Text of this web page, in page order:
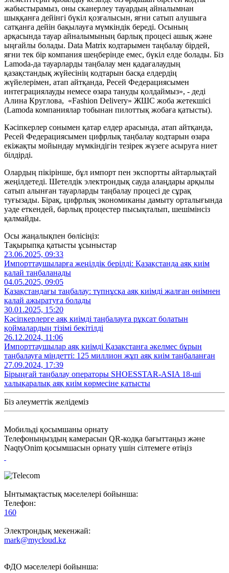
жабыстырамыз, оны сканерлеу тауардың айналымнан
шыққанға дейінгі бүкіл қозғалысын, яғни сатып алушыға
сатқанға дейін бақылауға мүмкіндік береді. Осының
арқасында тауар айналымының барлық процесі ашық және
ыңғайлы болады. Data Matrix кодтарымен таңбалау бірдей,
яғни тек бір компания шеңберінде емес, бүкіл елде болады. Біз
Lamoda-да тауарларды таңбалау мен қадағалаудың
қазақстандық жүйесінің кодтарын басқа елдердің
жүйелерімен, атап айтқанда, Ресей Федерациясымен
интеграциялауды немесе өзара тануды қолдаймыз», - деді
Алина Круглова, «Fashion Delivery» ЖШС жоба жетекшісі
(Lamoda компаниялар тобынан пилоттық жобаға қатысты).
Кәсіпкерлер сонымен қатар елдер арасында, атап айтқанда,
Ресей Федерациясымен цифрлық таңбалау кодтарын өзара
екіжақты мойындау мүмкіндігін тезірек жүзеге асыруға ниет
білдірді.
Олардың пікірінше, бұл импорт пен экспортты айтарлықтай
жеңілдетеді. Шетелдік электрондық сауда алаңдары арқылы
сатып алынған тауарларды таңбалау процесі де сұрақ
туғызады. Бірақ, цифрлық экономиканы дамыту орталығында
уәде еткендей, барлық процестер пысықталып, шешімінсіз
қалмайды.
Осы жаңалықпен бөлісіңіз:
Тақырыпқа қатысты ұсыныстар
23.06.2025, 09:33
Импорттаушыларға жеңілдік берілді: Қазақстанда аяқ киім
қалай таңбаланады
04.05.2025, 09:05
Қазақстандағы таңбалау: түпнұсқа аяқ киімді жалған өнімнен
қалай ажыратуға болады
30.01.2025, 15:20
Кәсіпкерлерге аяқ киімді таңбалауға рұқсат болатын
қоймалардың тізімі бекітілді
26.12.2024, 11:06
Импорттаушылар аяқ киімді Қазақстанға әкелмес бұрын
таңбалауға міндетті: 125 миллион жұп аяқ киім таңбаланған
27.09.2024, 17:39
Бірыңғай таңбалау операторы SHOESSTAR-ASIA 18-ші
халықаралық аяқ киім көрмесіне қатысты
Біз әлеуметтік желідеміз
Мобильді қосымшаны орнату
Телефоныңыздың камерасын QR-кодқа бағыттаңыз және
NaqtyOnim қосымшасын орнату үшін сілтемеге өтіңіз
Ынтымақтастық мәселелері бойынша:
Телефон:
160
Электрондық мекенжай:
mark@mycloud.kz
ФДО мәселелері бойынша: